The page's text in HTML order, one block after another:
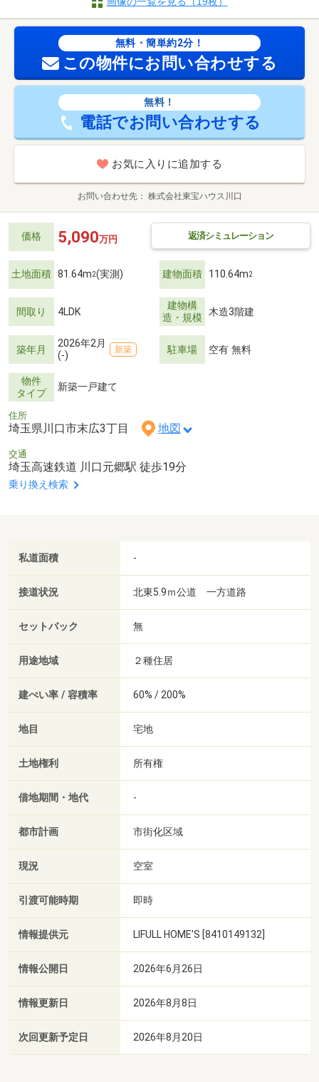
無料・簡単約2分！
この物件にお問い合わせする
無料！
電話でお問い合わせする
お気に入りに追加する
お問い合わせ先 株式会社東宝ハウス川口
価格 返済シミュレーション
5,090万円
土地面積 81.64m2(実測) 建物面積 110.64m2
間取り 4LDK
建物構
造・規模 木造3階建
築年月
2026年2月
(-)
新築 駐車場 空有 無料
物件
タイプ
新築一戸建て
住所
埼玉県川口市末広3丁目 地図
交通
埼玉高速鉄道 川口元郷駅 徒歩19分
乗り換え検索
私道面積 -
接道状況 北東5.9ｍ公道 一方道路
セットバック 無
用途地域 ２種住居
建ぺい率 / 容積率 60% / 200%
地目 宅地
土地権利 所有権
借地期間・地代 -
都市計画 市街化区域
現況 空室
引渡可能時期 即時
情報提供元 LIFULL HOME'S [8410149132]
情報公開日 2026年6月26日
情報更新日 2026年8月8日
次回更新予定日 2026年8月20日